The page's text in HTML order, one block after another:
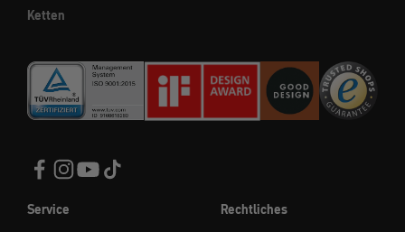
Ketten
Service
Rechtliches